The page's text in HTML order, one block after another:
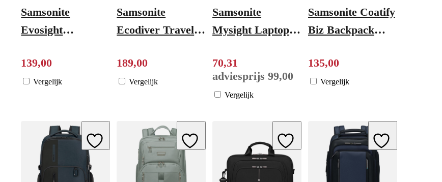
Samsonite
Evosight
black
139,00
Vergelijk
Samsonite
Ecodiver Travel
blue nights
189,00
Vergelijk
Samsonite
Mysight Laptop
70,31
adviesprijs99,00
Vergelijk
Samsonite Coatify
Biz Backpack
135,00
Vergelijk
Add to Wishlist Add to Wishlist Add to Wishlist Add to Wishlist